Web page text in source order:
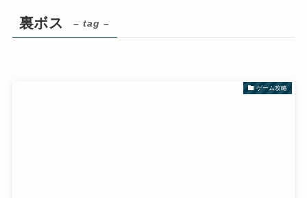
裏ボス – tag –
ゲーム攻略